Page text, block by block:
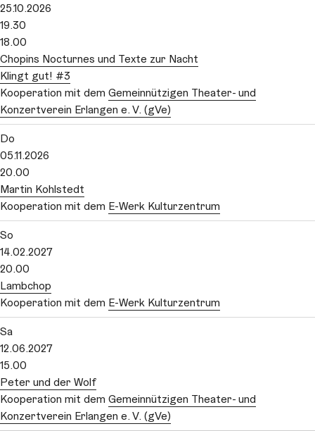
25.10.2026
19.30
18.00
Chopins Nocturnes und Texte zur Nacht
Klingt gut! #3
Kooperation mit dem Gemeinnützigen Theater- und
Konzertverein Erlangen e. V. (gVe)
Do
05.11.2026
20.00
Martin Kohlstedt
Kooperation mit dem E-Werk Kulturzentrum
So
14.02.2027
20.00
Lambchop
Kooperation mit dem E-Werk Kulturzentrum
Sa
12.06.2027
15.00
Peter und der Wolf
Kooperation mit dem Gemeinnützigen Theater- und
Konzertverein Erlangen e. V. (gVe)